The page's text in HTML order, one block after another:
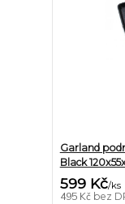
Garland
Black
599 Kč/ks
495 Kč bez